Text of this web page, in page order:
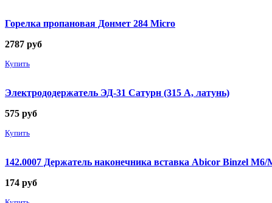
Горелка пропановая Донмет 284 Micro
2787 руб
Купить
Электрододержатель ЭД-31 Сатурн (315 А, латунь)
575 руб
Купить
142.0007 Держатель наконечника вставка Abicor Binzel
174 руб